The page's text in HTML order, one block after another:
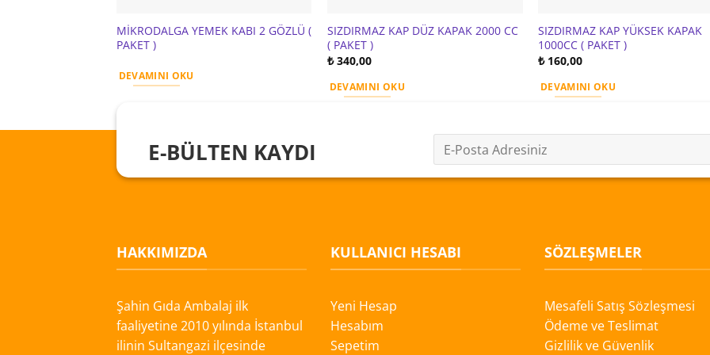
MİKRODALGA YEMEK KABI 2 GÖZLÜ (
PAKET )
DEVAMINI OKU
SIZDIRMAZ KAP DÜZ KAPAK 2000 CC
( PAKET )
₺340,00
DEVAMINI OKU
SIZDIRMAZ KAP YÜKSEK KAPAK
1000CC ( PAKET )
₺160,00
DEVAMINI OKU
E-BÜLTEN KAYDI
HAKKIMIZDA
Şahin Gıda Ambalaj ilk
faaliyetine 2010 yılında İstanbul
ilinin Sultangazi ilçesinde
KULLANICI HESABI
Yeni Hesap
Hesabım
Sepetim
SÖZLEŞMELER
Mesafeli Satış Sözleşmesi
Ödeme ve Teslimat
Gizlilik ve Güvenlik